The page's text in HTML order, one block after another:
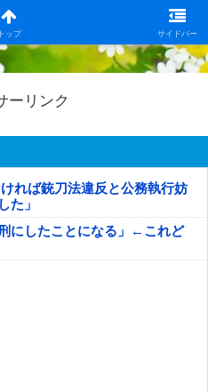
トップ サイドバー
ーリンク
れば銃刀法違反と公務執行妨
た」
にしたことになる」←これど